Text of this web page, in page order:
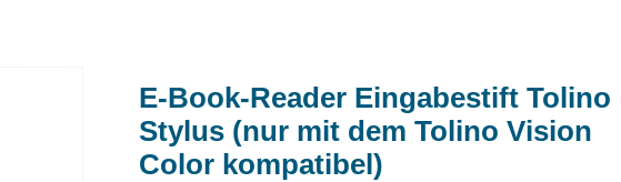
E-Book-Reader Eingabestift Tolino
Stylus (nur mit dem Tolino Vision
Color kompatibel)